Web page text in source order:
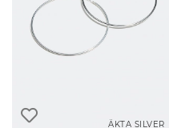
ÄKTA SILVER